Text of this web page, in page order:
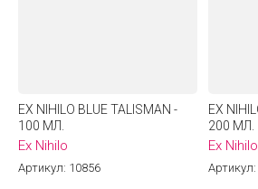
EX NIHILO BLUE TALISMAN -
100 МЛ.
Ex Nihilo
Артикул: 10856
EX
200 МЛ.
Ex Nihilo
Артикул: